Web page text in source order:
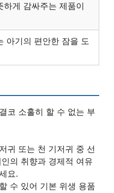
하게 감싸주는 제품이
아기의 편안한 잠을 도
코 소홀히 할 수 없는 부
귀 또는 천 기저귀 중 선
의 취향과 경제적 여유
요.
수 있어 기본 위생 용품